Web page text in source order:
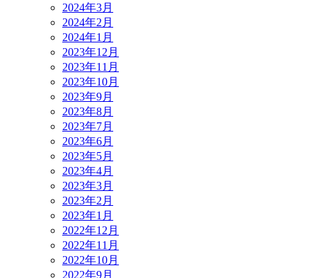
2024年3月
2024年2月
2024年1月
2023年12月
2023年11月
2023年10月
2023年9月
2023年8月
2023年7月
2023年6月
2023年5月
2023年4月
2023年3月
2023年2月
2023年1月
2022年12月
2022年11月
2022年10月
2022年9月